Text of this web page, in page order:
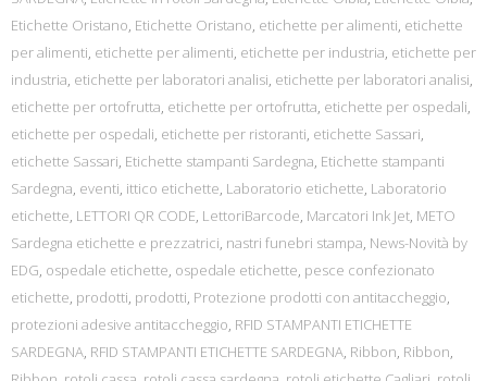
Etichette Oristano, Etichette Oristano, etichette per alimenti, etichette
per alimenti, etichette per alimenti, etichette per industria, etichette per
industria, etichette per laboratori analisi, etichette per laboratori analisi,
etichette per ortofrutta, etichette per ortofrutta, etichette per ospedali,
etichette per ospedali, etichette per ristoranti, etichette Sassari,
etichette Sassari, Etichette stampanti Sardegna, Etichette stampanti
Sardegna, eventi, ittico etichette, Laboratorio etichette, Laboratorio
etichette, LETTORI QR CODE, LettoriBarcode, Marcatori Ink Jet, METO
Sardegna etichette e prezzatrici, nastri funebri stampa, News-Novità by
EDG, ospedale etichette, ospedale etichette, pesce confezionato
etichette, prodotti, prodotti, Protezione prodotti con antitaccheggio,
protezioni adesive antitaccheggio, RFID STAMPANTI ETICHETTE
SARDEGNA, RFID STAMPANTI ETICHETTE SARDEGNA, Ribbon, Ribbon,